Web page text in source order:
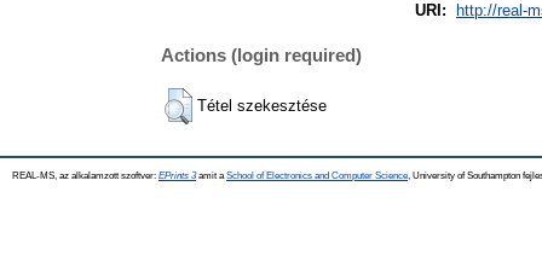
URI:
http://real-
Actions (login required)
Tétel szekesztése
REAL-MS, az alkalamzott szoftver: EPrints 3amit a School of Electronics and Computer Science , University of Southampton